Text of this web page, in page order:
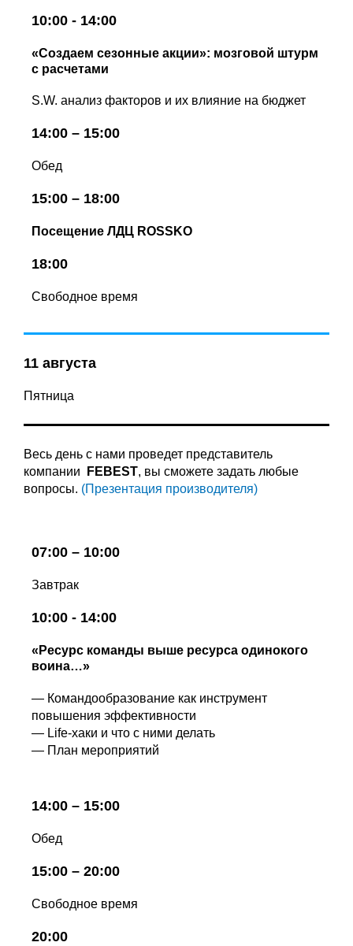
10:00 - 14:00
«Создаем сезонные акции»: мозговой штурм
с расчетами
S.W. анализ факторов и их влияние на бюджет
14:00 – 15:00
Обед
15:00 – 18:00
Посещение ЛДЦ ROSSKO
18:00
Свободное время
11 августа
Пятница
Весь день с нами проведет представитель
компании
FEBEST, вы сможете задать любые
вопросы. (Презентация производителя)
07:00 – 10:00
Завтрак
10:00 - 14:00
«Ресурс команды выше ресурса одинокого
воина…»
— Командообразование как инструмент
повышения эффективности
— Life-хаки и что с ними делать
— План мероприятий
14:00 – 15:00
Обед
15:00 – 20:00
Свободное время
20:00